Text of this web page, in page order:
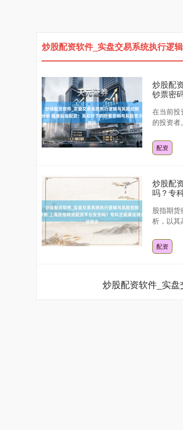
炒股配资软件_实盘交易系统执行逻
炒股配
钞票密
在当前投
的投资
配资
炒股配
吗？专
股指期
析，以其
配资
炒股配资软件_实